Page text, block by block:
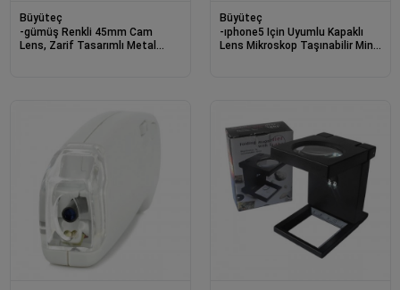
Büyüteç
-gümüş Renkli 45mm Cam
Lens, Zarif Tasarımlı Metal
Büyüteç
-ıphone5 Için Uyumlu Kapaklı
Lens Mikroskop Taşınabilir Mini